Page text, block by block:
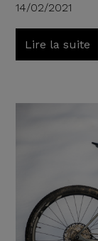
14/02/2021
Lire la suite